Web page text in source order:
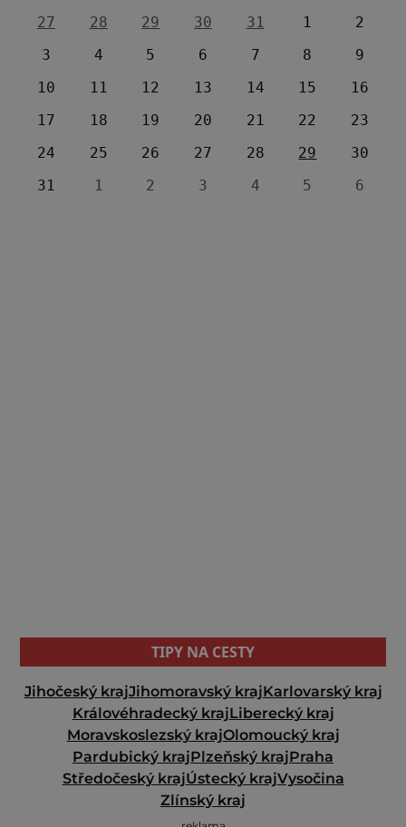
27
28 29 30 31 1
2
3
4 5 6 7 8
9
10
11 12 13 14 15
16
17
18 19 20 21 22
23
24
25 26 27 28 29
30
31
1 2 3 4 5 6
TIPY NA CESTY
Jihočeský krajJihomoravský krajKarlovarský kraj
Královéhradecký krajLiberecký kraj
Moravskoslezský krajOlomoucký kraj
Pardubický krajPlzeňský krajPraha
Středočeský krajÚstecký krajVysočina
Zlínský kraj